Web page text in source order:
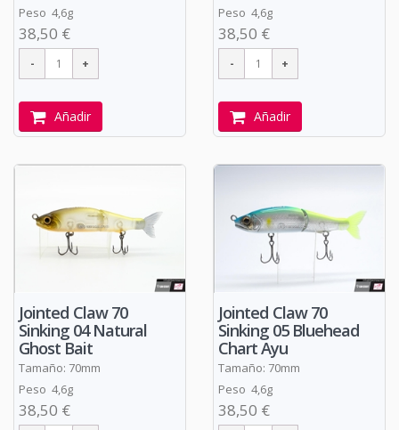
Peso 4,6g
38,50 €
Añadir
Peso 4,6g
38,50 €
Añadir
Jointed Claw 70
Sinking 04 Natural
Ghost Bait
Tamaño: 70mm
Peso 4,6g
38,50 €
Jointed Claw 70
Sinking 05 Bluehead
Chart Ayu
Tamaño: 70mm
Peso 4,6g
38,50 €